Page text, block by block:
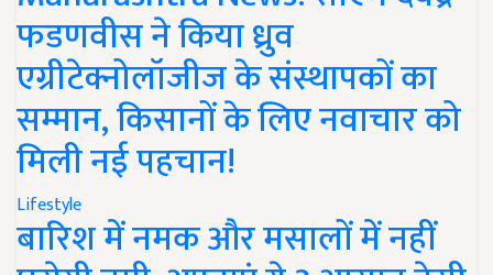
फडणवीस ने किया ध्रुव
एग्रीटेक्नोलॉजीज के संस्थापकों का
सम्मान, किसानों के लिए नवाचार को
मिली नई पहचान!
Lifestyle
बारिश में नमक और मसालों में नहीं